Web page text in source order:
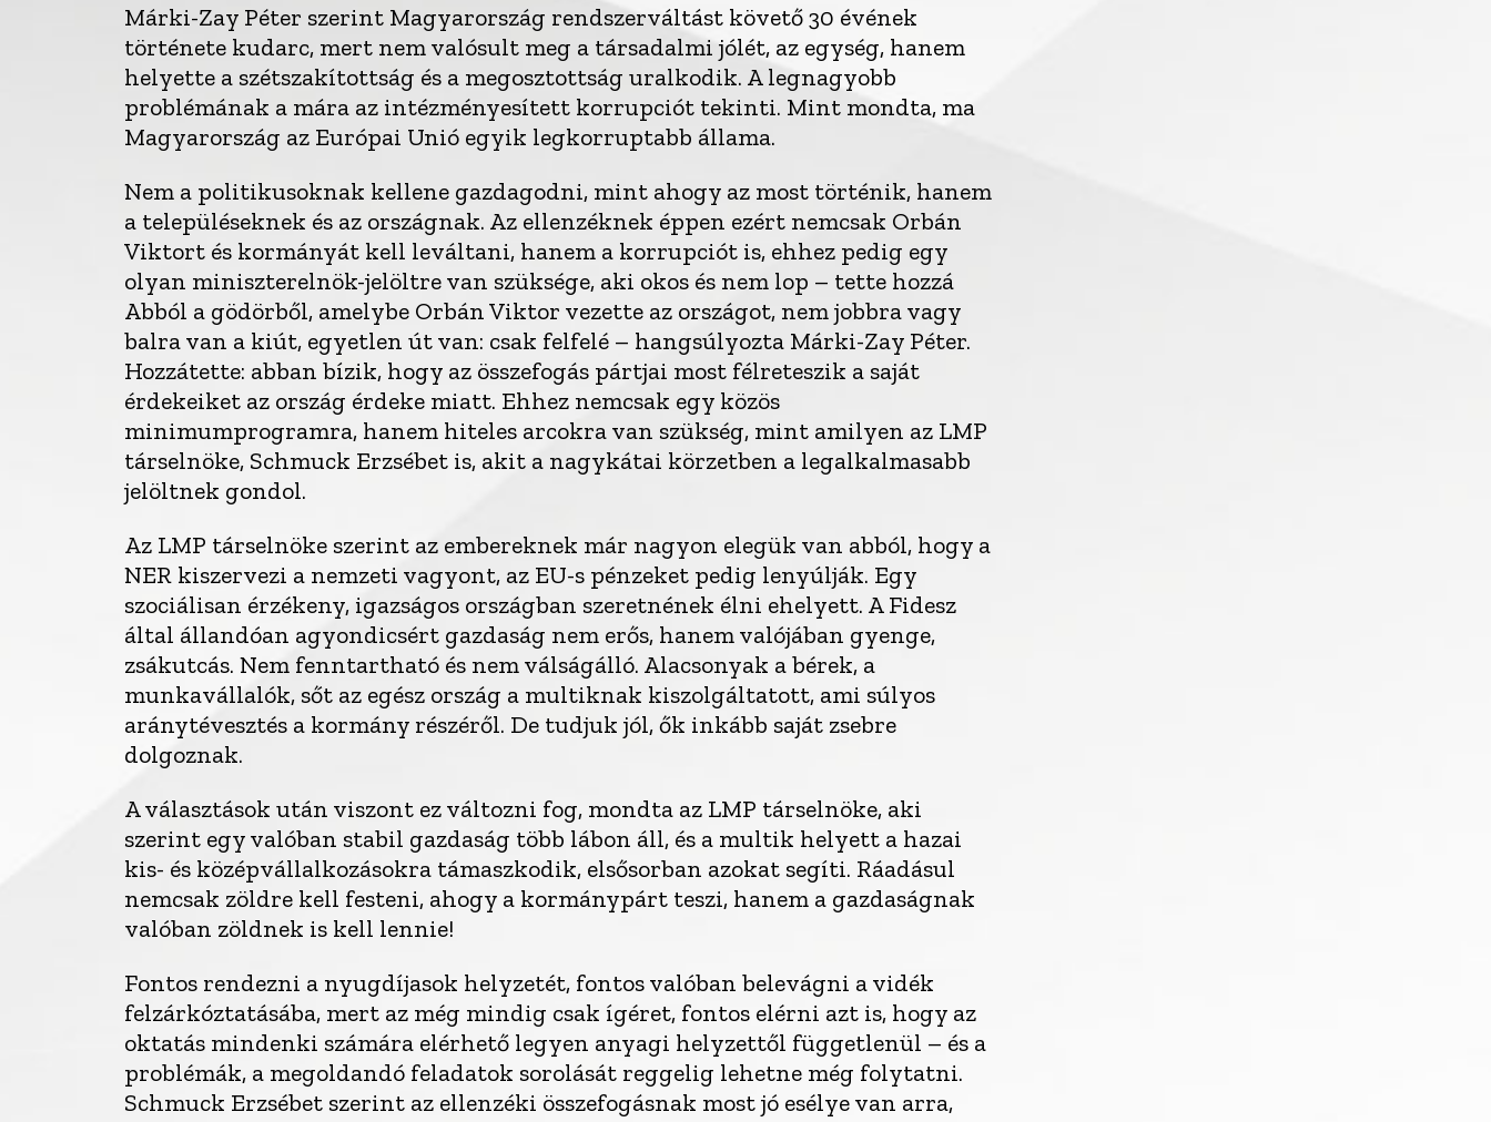
Márki-Zay Péter szerint Magyarország rendszerváltást követő 30 évének
története kudarc, mert nem valósult meg a társadalmi jólét, az egység, hanem
helyette a szétszakítottság és a megosztottság uralkodik. A legnagyobb
problémának a mára az intézményesített korrupciót tekinti. Mint mondta, ma
Magyarország az Európai Unió egyik legkorruptabb állama.
Nem a politikusoknak kellene gazdagodni, mint ahogy az most történik, hanem
a településeknek és az országnak. Az ellenzéknek éppen ezért nemcsak Orbán
Viktort és kormányát kell leváltani, hanem a korrupciót is, ehhez pedig egy
olyan miniszterelnök-jelöltre van szüksége, aki okos és nem lop – tette hozzá
Abból a gödörből, amelybe Orbán Viktor vezette az országot, nem jobbra vagy
balra van a kiút, egyetlen út van: csak felfelé – hangsúlyozta Márki-Zay Péter.
Hozzátette: abban bízik, hogy az összefogás pártjai most félreteszik a saját
érdekeiket az ország érdeke miatt. Ehhez nemcsak egy közös
minimumprogramra, hanem hiteles arcokra van szükség, mint amilyen az LMP
társelnöke, Schmuck Erzsébet is, akit a nagykátai körzetben a legalkalmasabb
jelöltnek gondol.
Az LMP társelnöke szerint az embereknek már nagyon elegük van abból, hogy a
NER kiszervezi a nemzeti vagyont, az EU-s pénzeket pedig lenyúlják. Egy
szociálisan érzékeny, igazságos országban szeretnének élni ehelyett. A Fidesz
által állandóan agyondicsért gazdaság nem erős, hanem valójában gyenge,
zsákutcás. Nem fenntartható és nem válságálló. Alacsonyak a bérek, a
munkavállalók, sőt az egész ország a multiknak kiszolgáltatott, ami súlyos
aránytévesztés a kormány részéről. De tudjuk jól, ők inkább saját zsebre
dolgoznak.
A választások után viszont ez változni fog, mondta az LMP társelnöke, aki
szerint egy valóban stabil gazdaság több lábon áll, és a multik helyett a hazai
kis- és középvállalkozásokra támaszkodik, elsősorban azokat segíti. Ráadásul
nemcsak zöldre kell festeni, ahogy a kormánypárt teszi, hanem a gazdaságnak
valóban zöldnek is kell lennie!
Fontos rendezni a nyugdíjasok helyzetét, fontos valóban belevágni a vidék
felzárkóztatásába, mert az még mindig csak ígéret, fontos elérni azt is, hogy az
oktatás mindenki számára elérhető legyen anyagi helyzettől függetlenül – és a
problémák, a megoldandó feladatok sorolását reggelig lehetne még folytatni.
Schmuck Erzsébet szerint az ellenzéki összefogásnak most jó esélye van arra,